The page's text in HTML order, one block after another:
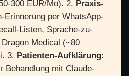
300 EUR/Mo). 2. Praxis-
Erinnerung per WhatsApp-
Listen, Sprache-zu-
Medical (~80
3. Patienten-Aufklärung:
Behandlung mit Claude-